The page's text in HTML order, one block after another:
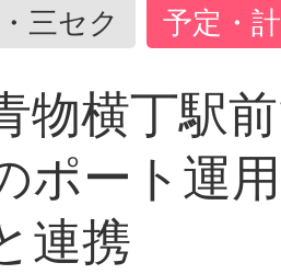
三セク 予定・
横丁駅
ポート運
連携